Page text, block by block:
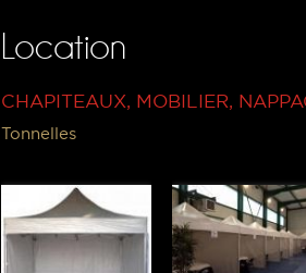
Location
CHAPITEAUX, MOBILIER,
Tonnelles